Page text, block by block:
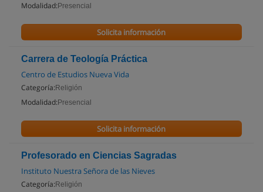
Modalidad: Presencial
Solicita información
Carrera de Teología Práctica
Centro de Estudios Nueva Vida
Categoría: Religión
Modalidad: Presencial
Solicita información
Profesorado en Ciencias Sagradas
Instituto Nuestra Señora de las Nieves
Categoría: Religión